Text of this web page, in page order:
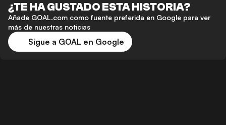
¿TE HA GUSTADO ESTA HISTORIA?
Añade GOAL.com como fuente preferida en Google para ver
más de nuestras noticias
Sigue a GOAL en Google